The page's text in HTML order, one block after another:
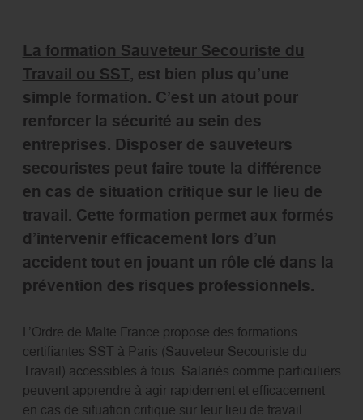
La formation Sauveteur Secouriste du
Travail ou SST, est bien plus qu’une
simple formation. C’est un atout pour
renforcer la sécurité au sein des
entreprises. Disposer de sauveteurs
secouristes peut faire toute la différence
en cas de situation critique sur le lieu de
travail. Cette formation permet aux formés
d’intervenir efficacement lors d’un
accident tout en jouant un rôle clé dans la
prévention des risques professionnels.
L’Ordre de Malte France propose des formations
certifiantes SST à Paris (Sauveteur Secouriste du
Travail) accessibles à tous. Salariés comme particuliers
peuvent apprendre à agir rapidement et efficacement
en cas de situation critique sur leur lieu de travail.